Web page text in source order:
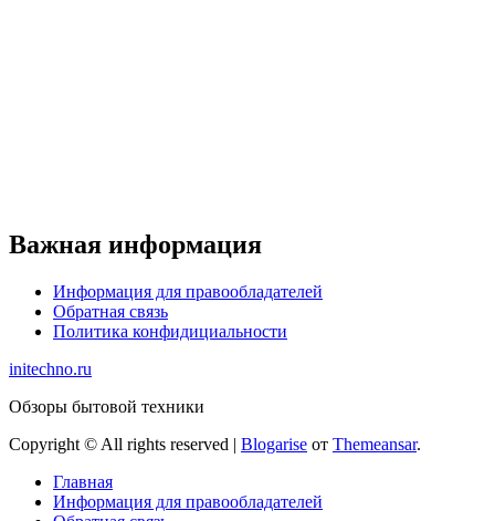
Важная информация
Информация для правообладателей
Обратная связь
Политика конфидициальности
initechno.ru
Обзоры бытовой техники
Copyright © All rights reserved | Blogarise от Themeansar.
Главная
Информация для правообладателей